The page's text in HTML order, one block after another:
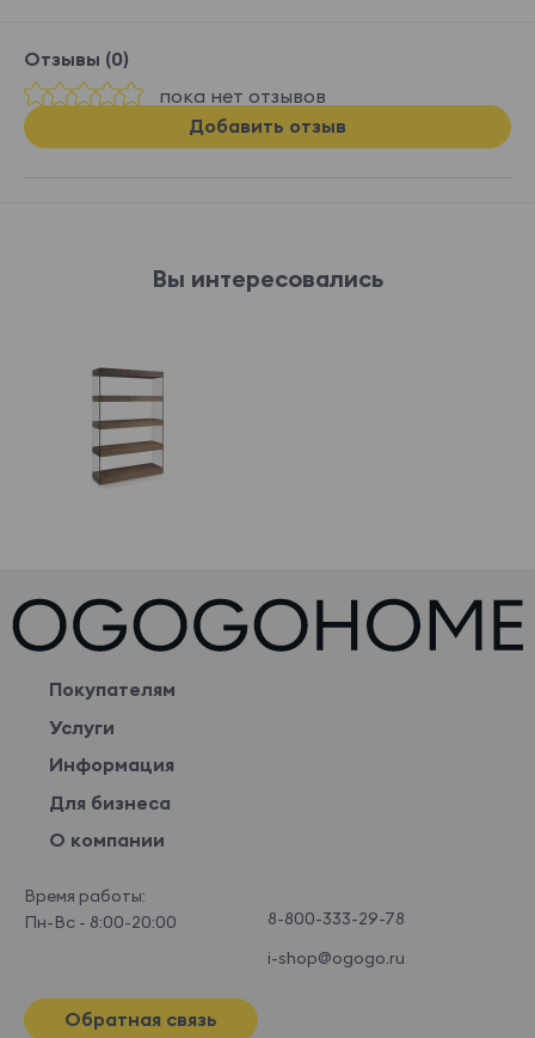
Отзывы (0)
пока нет отзывов
Добавить отзыв
Вы интересовались
Покупателям
Услуги
Информация
Для бизнеса
О компании
Время работы:
Пн-Вс - 8:00-20:00
8-800-333-29-78
i-shop@ogogo.ru
Обратная связь